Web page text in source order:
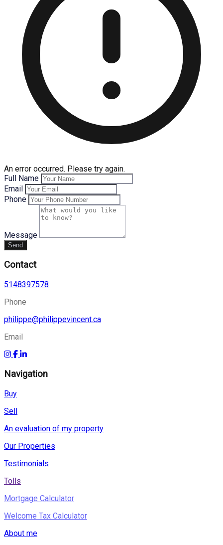
An error occurred. Please try again.
Full Name
Email
Phone
Message
Send
Contact
5148397578
Phone
philippe@philippevincent.ca
Email
Navigation
Buy
Sell
An evaluation of my property
Our Properties
Testimonials
Tolls
Mortgage Calculator
Welcome Tax Calculator
About me